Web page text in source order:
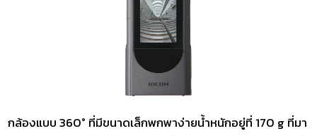
กล้องแบบ 360° ที่มีขนาดเล็กพกพาง่ายน้ำหนักอยู่ที่ 170 g ที่มา